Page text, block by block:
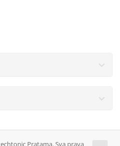
Pratama. Sva prava